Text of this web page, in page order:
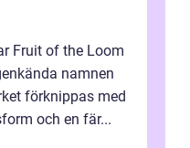
Fruit of the Loom
namnen
förknippas med
och en fär...